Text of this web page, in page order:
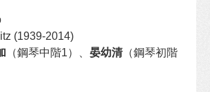
(1939-2014)
（鋼琴中階1）、 晏幼清（鋼琴初階